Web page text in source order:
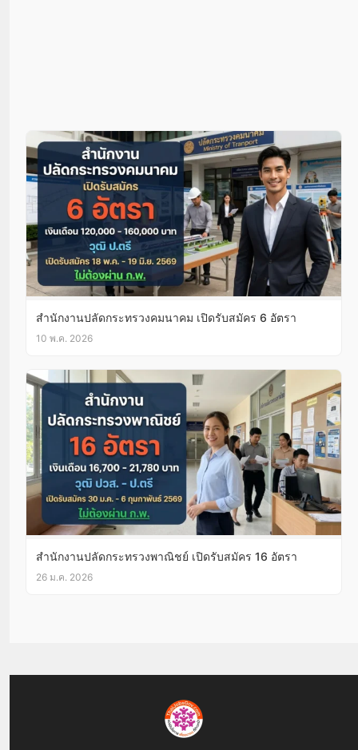
สำนักงานปลัดกระทรวงคมนาคม เปิดรับสมัคร 6 อัตรา
10 พ.ค. 2026
สำนักงานปลัดกระทรวงพาณิชย์ เปิดรับสมัคร 16 อัตรา
26 ม.ค. 2026